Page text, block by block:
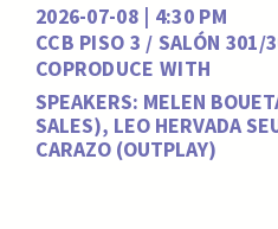
2026-07-08 | 4:30 PM
CCB PISO 3 / SALÓN 301/
COPRODUCE WITH
SPEAKERS: MELEN
SALES), LEO HERVADA
CARAZO (OUTPLAY)